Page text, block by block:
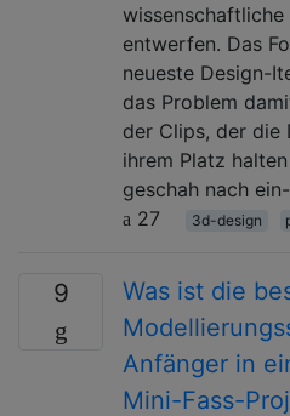
wissenschaftliche
entwerfen. Das
neueste Design-
das Problem
der Clips, der die
ihrem Platz
geschah nach
27
3d-design
9
Was ist die
Anfänger in
Mini-Fass-